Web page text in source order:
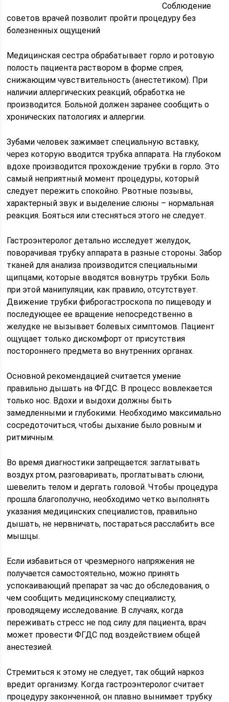
Соблюдение
советов врачей позволит пройти процедуру без
болезненных ощущений
Медицинская сестра обрабатывает горло и ротовую
полость пациента раствором в форме спрея,
снижающим чувствительность (анестетиком). При
наличии аллергических реакций, обработка не
производится. Больной должен заранее сообщить о
хронических патологиях и аллергии.
Зубами человек зажимает специальную вставку,
через которую вводится трубка аппарата. На глубоком
вдохе производится прохождение трубки в горло. Это
самый неприятный момент процедуры, который
следует пережить спокойно. Рвотные позывы,
характерный звук и выделение слюны – нормальная
реакция. Бояться или стесняться этого не следует.
Гастроэнтеролог детально исследует желудок,
поворачивая трубку аппарата в разные стороны. Забор
тканей для анализа производится специальными
щипцами, которые вводятся вовнутрь трубки. Боль
при этой манипуляции, как правило, отсутствует.
Движение трубки фиброгастроскопа по пищеводу и
последующее ее вращение непосредственно в
желудке не вызывает болевых симптомов. Пациент
ощущает только дискомфорт от присутствия
постороннего предмета во внутренних органах.
Основной рекомендацией считается умение
правильно дышать на ФГДС. В процесс вовлекается
только нос. Вдохи и выдохи должны быть
замедленными и глубокими. Необходимо максимально
сосредоточиться, чтобы дыхание было ровным и
ритмичным.
Во время диагностики запрещается: заглатывать
воздух ртом, разговаривать, проглатывать слюни,
шевелить телом и дергать головой. Чтобы процедура
прошла благополучно, необходимо четко выполнять
указания медицинских специалистов, правильно
дышать, не нервничать, постараться расслабить все
мышцы.
Если избавиться от чрезмерного напряжения не
получается самостоятельно, можно принять
успокаивающий препарат за час до обследования, о
чем сообщить медицинскому специалисту,
проводящему исследование. В случаях, когда
переживать стресс не под силу для пациента, врач
может провести ФГДС под воздействием общей
анестезией.
Стремиться к этому не следует, так общий наркоз
вредит организму. Когда гастроэнтеролог считает
процедуру законченной, он плавно вынимает трубку